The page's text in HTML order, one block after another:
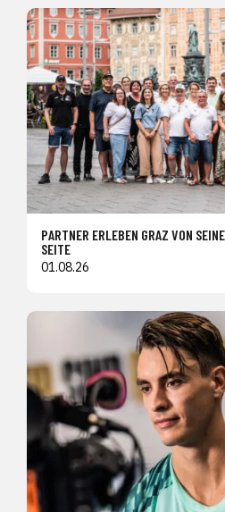
PARTNER ERLEBEN GRAZ VON
SEITE
01.08.26